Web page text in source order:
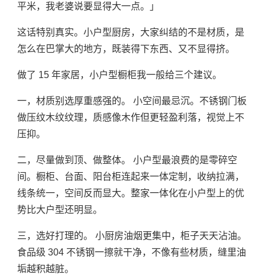
平米，我老婆说要显得大一点。」
这话特别真实。小户型厨房，大家纠结的不是材质，是
怎么在巴掌大的地方，既装得下东西、又不显得挤。
做了 15 年家居，小户型橱柜我一般给三个建议。
一，材质别选厚重感强的。 小空间最忌沉。不锈钢门板
做压纹木纹纹理，质感像木作但更轻盈利落，视觉上不
压抑。
二，尽量做到顶、做整体。 小户型最浪费的是零碎空
间。橱柜、台面、阳台柜连起来一体定制，收纳拉满，
线条统一，空间反而显大。整家一体化在小户型上的优
势比大户型还明显。
三，选好打理的。 小厨房油烟更集中，柜子天天沾油。
食品级 304 不锈钢一擦就干净，不像有些材质，缝里油
垢越积越脏。